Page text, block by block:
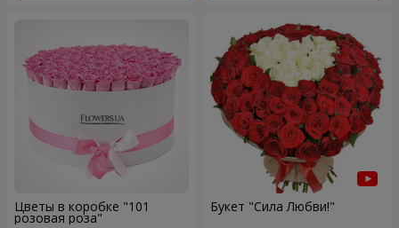
Цветы в коробке "101
розовая роза"
Букет "Сила Любви!"